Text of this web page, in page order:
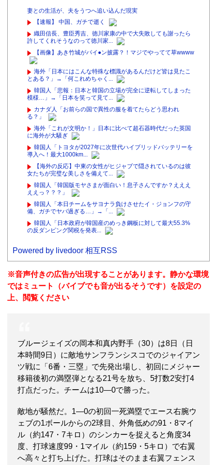
妻との生活が、夫をうつへ追い込んだ現実
【速報】 中国、ガチで逝く
織田信長、豊臣秀吉、徳川家康の中で大失敗しても謝ったら
許してくれそうなのって徳川家...
【画像】あき竹城がパイ●ン披露？！マジでやってて草wwww
海外「日本にはこんな特殊な標識があるんだけど皆は見たこ
とある？」→「何これめちゃく...
韓国人「悲報：日本と韓国の立場が完全に逆転してしまった
模様…」→「日本を笑って見て...
カナダ人「お前らの国で異性の服を着てたらどう思われ
る？」
海外「これが文明か！」日本に比べて超石器時代だった英国
に海外が大騒ぎ
韓国人「トヨタが2027年に次世代ハイブリッドバッテリーを
導入へ！最大1000km...
【海外の反応】中東の女性がヒジャブで隠されているのは彼
女たちが完璧な美しさを備えて...
韓国人「韓国版モヤさまが面白い！息子さんですか？えええ
ええっ？？？」
韓国人「本日チームをサヨナラ負けさせたイ・ジョンフの守
備、ガチでヤバ過ぎる…」→「...
韓国人「日本政府が韓国産のめっき鋼板に対して最大55.3%
の反ダンピング関税を発表...
Powered by livedoor 相互RSS
※音声付きの広告が出現することがあります。静かな環境
ではミュート（バイブでも音が出るそうです）を設定の
上、閲覧ください
ブルージェイズの岡本和真内野手（30）は8日（日
本時間9日）に敵地サンフランシスコでのジャイアン
ツ戦に「6番・三塁」で先発出場し、初回にメジャー
移籍後初の満塁弾となる21号を放ち、5打数2安打4
打点だった。チームは10―0で勝った。
敵地が騒然だ。1―0の初回一死満塁でエース右腕ウ
ェブの1ボールからの2球目、外角低めの91・8マイ
ル（約147・7キロ）のシンカーを捉えると角度34
度、打球速度99・1マイル（約159・5キロ）で右翼
へ高々と打ち上げた。打球はそのまま右翼フェンス